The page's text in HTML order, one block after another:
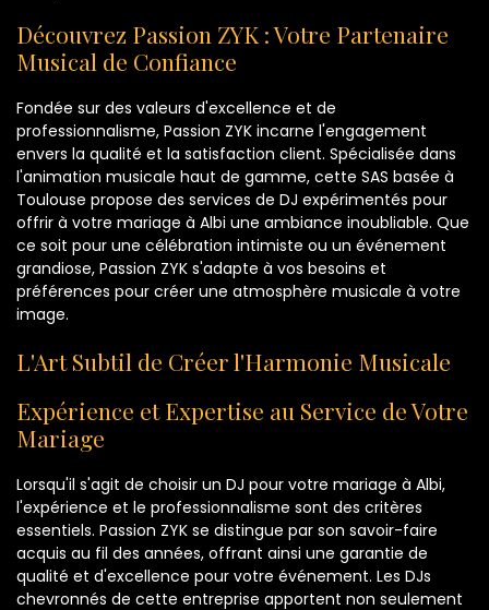
Découvrez Passion ZYK : Votre Partenaire
Musical de Confiance
Fondée sur des valeurs d'excellence et de
professionnalisme, Passion ZYK incarne l'engagement
envers la qualité et la satisfaction client. Spécialisée dans
l'animation musicale haut de gamme, cette SAS basée à
Toulouse propose des services de DJ expérimentés pour
offrir à votre mariage à Albi une ambiance inoubliable. Que
ce soit pour une célébration intimiste ou un événement
grandiose, Passion ZYK s'adapte à vos besoins et
préférences pour créer une atmosphère musicale à votre
image.
L'Art Subtil de Créer l'Harmonie Musicale
Expérience et Expertise au Service de Votre
Mariage
Lorsqu'il s'agit de choisir un DJ pour votre mariage à Albi,
l'expérience et le professionnalisme sont des critères
essentiels. Passion ZYK se distingue par son savoir-faire
acquis au fil des années, offrant ainsi une garantie de
qualité et d'excellence pour votre événement. Les DJs
chevronnés de cette entreprise apportent non seulement